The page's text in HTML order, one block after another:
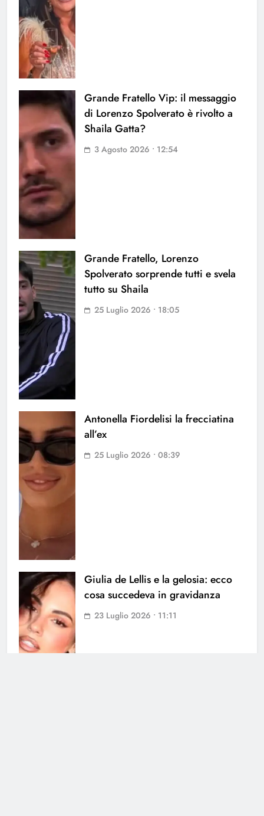
Grande Fratello Vip: il messaggio
di Lorenzo Spolverato è rivolto a
Shaila Gatta?
3 Agosto 2026 • 12:54
Grande Fratello, Lorenzo
Spolverato sorprende tutti e svela
tutto su Shaila
25 Luglio 2026 • 18:05
Antonella Fiordelisi la frecciatina
all’ex
25 Luglio 2026 • 08:39
Giulia de Lellis e la gelosia: ecco
cosa succedeva in gravidanza
23 Luglio 2026 • 11:11